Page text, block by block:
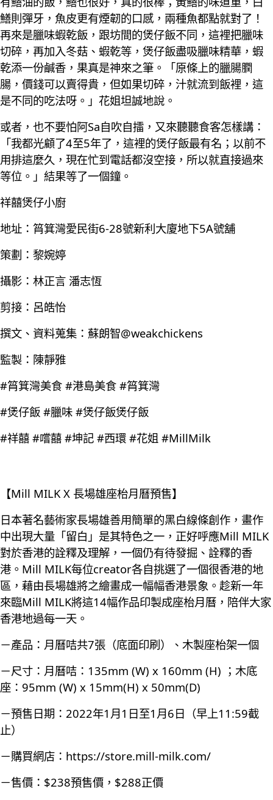
鱔則彈牙，魚皮更有煙韌的口感，兩種魚都點就對了！
再來是臘味蝦乾飯，跟坊間的煲仔飯不同，這裡把臘味
切碎，再加入冬菇、蝦乾等，煲仔飯盡吸臘味精華，蝦
乾添一份鹹香，果真是神來之筆。「原條上的臘腸膶
腸，價錢可以賣得貴，但如果切碎，汁就流到飯裡，這
是不同的吃法呀。」花姐坦誠地說。
或者，也不要怕阿Sa自吹自擂，又來聽聽食客怎樣講：
「我都光顧了4至5年了，這裡的煲仔飯最有名；以前不
用排這麼久，現在忙到電話都沒空接，所以就直接過來
等位。」結果等了一個鐘。
祥囍煲仔小廚
地址：筲箕灣愛民街6-28號新利大廈地下5A號舖
策劃：黎婉婷
攝影：林正言 潘志恆
剪接：呂皓怡
撰文、資料蒐集：蘇朗智@weakchickens
監製：陳靜雅
#筲箕灣美食 #港島美食 #筲箕灣
#煲仔飯 #臘味 #煲仔飯煲仔飯
#祥囍 #嚐囍 #坤記 #西環 #花姐 #MillMilk
【Mill MILK X 長場雄座枱月曆預售】
日本著名藝術家長場雄善用簡單的黑白線條創作，畫作
中出現大量「留白」是其特色之一，正好呼應Mill MILK
對於香港的詮釋及理解，一個仍有待發掘、詮釋的香
港。Mill MILK每位creator各自挑選了一個很香港的地
區，藉由長場雄將之繪畫成一幅幅香港景象。趁新一年
來臨Mill MILK將這14幅作品印製成座枱月曆，陪伴大家
香港地過每一天。
－產品：月曆咭共7張（底面印刷）、木製座枱架一個
－尺寸：月曆咭：135mm (W) x 160mm (H) ；木底
座：95mm (W) x 15mm(H) x 50mm(D)
－預售日期：2022年1月1日至1月6日（早上11:59截
止）
－購買網店： https://store.mill-milk.com/
－售價：$238預售價，$288正價